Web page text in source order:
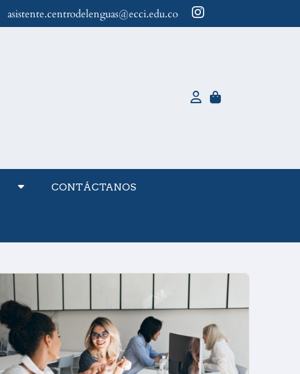
asistente.centrodelenguas@ecci.edu.co
CONTÁCTANOS